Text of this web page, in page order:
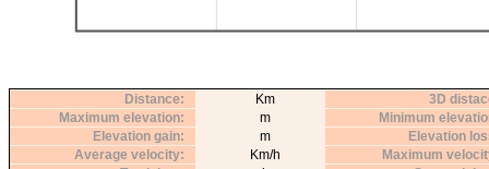
Distance
Km
Maximum elevation
m
Elevation gain
m
Average velocity
Km/h
3D
Minimum
Elevation
Maximum